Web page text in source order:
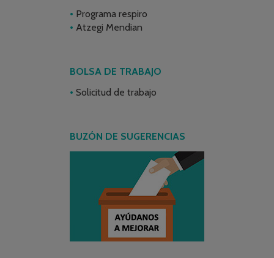
Programa respiro
Atzegi Mendian
BOLSA DE TRABAJO
Solicitud de trabajo
BUZÓN DE SUGERENCIAS